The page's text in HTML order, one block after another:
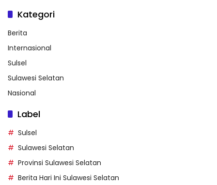
Kategori
Berita
Internasional
Sulsel
Sulawesi Selatan
Nasional
Label
Sulsel
Sulawesi Selatan
Provinsi Sulawesi Selatan
Berita Hari Ini Sulawesi Selatan